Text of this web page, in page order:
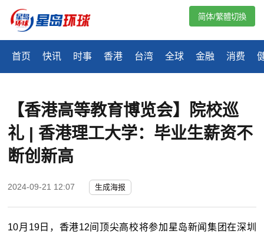
首页 快讯 时事 香港 台湾 全球 金融 消费
简体/繁體切換
【香港高等教育博览会】院校巡
礼 | 香港理工大学：毕业生薪资不
断创新高
2024-09-21 12:07 生成海报
10月19日，香港12间顶尖高校将参加星岛新闻集团在深圳